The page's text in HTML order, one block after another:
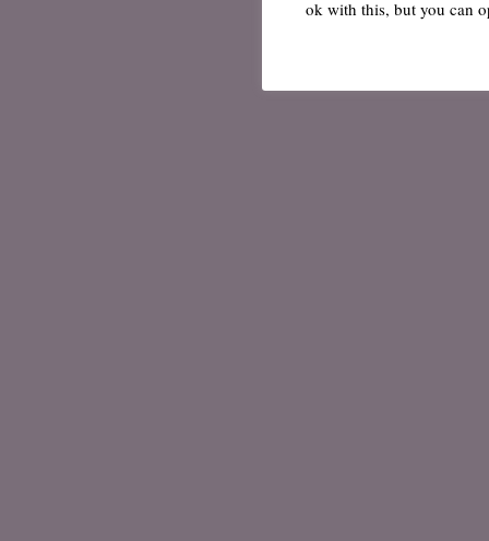
ok with this, but you can